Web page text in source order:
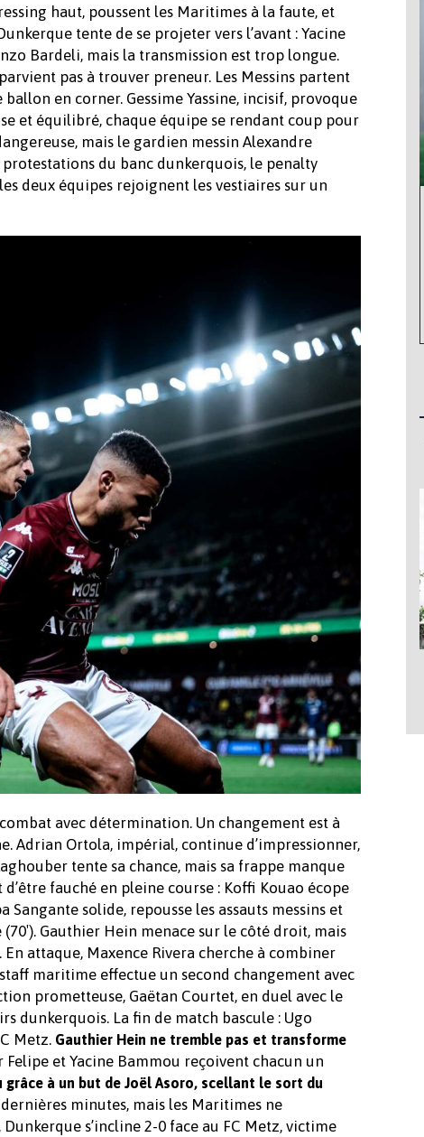
haut, poussent les Maritimes à la faute, et
tente de se projeter vers l’avant : Yacine
Bardeli, mais la transmission est trop longue.
pas à trouver preneur. Les Messins partent
en corner. Gessime Yassine, incisif, provoque
et équilibré, chaque équipe se rendant coup pour
mais le gardien messin Alexandre
du banc dunkerquois, le penalty
deux équipes rejoignent les vestiaires sur un
avec détermination. Un changement est à
Adrian Ortola, impérial, continue d’impressionner,
tente sa chance, mais sa frappe manque
fauché en pleine course : Koffi Kouao écope
Sangante solide, repousse les assauts messins et
Gauthier Hein menace sur le côté droit, mais
attaque, Maxence Rivera cherche à combiner
maritime effectue un second changement avec
prometteuse, Gaëtan Courtet, en duel avec le
dunkerquois. La fin de match bascule : Ugo
Metz. Gauthier Hein ne tremble pas et transforme
Felipe et Yacine Bammou reçoivent chacun un
à un but de Joël Asoro, scellant le sort du
minutes, mais les Maritimes ne
s’incline 2-0 face au FC Metz, victime